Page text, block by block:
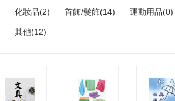
化妝品(2) 首飾/髮飾(14) 運動用品(0)
其他(12)